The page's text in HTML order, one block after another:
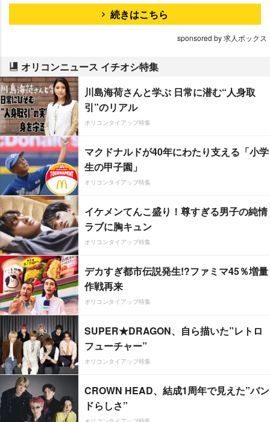
続きはこちら
sponsored by 求人ボックス
オリコンニュース イチオシ特集
川島海荷さんと学ぶ 日常に潜む“人身取
引”のリアル
オリコンタイアップ特集
マクドナルドが40年にわたり支える「小学
生の甲子園」
オリコンタイアップ特集
イケメンてんこ盛り！尊すぎる男子の純情
ラブに胸キュン
オリコンタイアップ特集
デカすぎ都市伝説発生!?ファミマ45％増量
作戦再来
オリコンタイアップ特集
SUPER★DRAGON、自ら描いた”レトロ
フューチャー”
オリコンタイアップ特集
CROWN HEAD、結成1周年で見えた”バン
ドらしさ”